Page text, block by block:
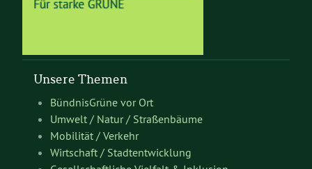
Unsere Themen
BündnisGrüne vor Ort
Umwelt / Natur / Straßenbäume
Mobilität / Verkehr
Wirtschaft / Stadtentwicklung